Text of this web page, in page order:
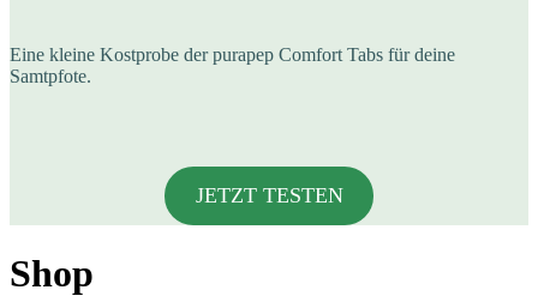
Eine kleine Kostprobe der purapep Comfort Tabs für deine
Samtpfote.
JETZT TESTEN
Shop